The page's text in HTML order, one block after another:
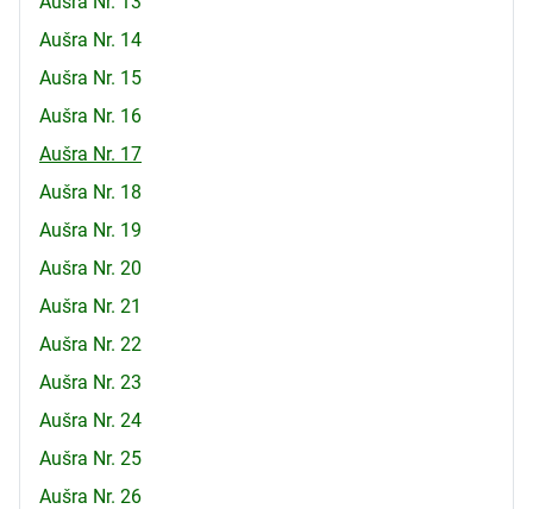
Aušra Nr. 14
Aušra Nr. 15
Aušra Nr. 16
Aušra Nr. 17
Aušra Nr. 18
Aušra Nr. 19
Aušra Nr. 20
Aušra Nr. 21
Aušra Nr. 22
Aušra Nr. 23
Aušra Nr. 24
Aušra Nr. 25
Aušra Nr. 26